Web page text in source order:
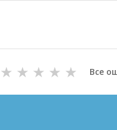
★
★
★
★
★ Все